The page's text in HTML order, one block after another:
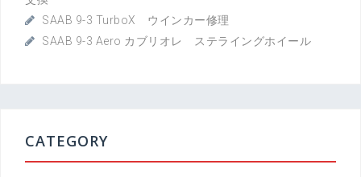
SAAB 9-3 TurboX ウインカー修理
SAAB 9-3 Aero カブリオレ ステライングホイール
CATEGORY